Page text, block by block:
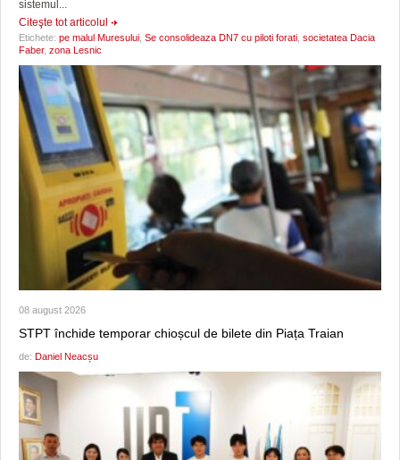
sistemul...
Citeşte tot articolul
Etichete: pe malul Muresului Se consolideaza DN7 cu piloti forati societatea Dacia
Faber, zona Lesnic
08 august 2026
STPT închide temporar chioșcul de bilete din Piața Traian
de: Daniel Neacșu